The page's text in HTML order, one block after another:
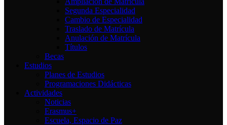
Segunda Especialidad
Cambio de Especialidad
Traslado de Matrícula
Anulación de Matrícula
Títulos
Becas
Estudios
Planes de Estudios
Programaciones Didácticas
Actividades
Noticias
Erasmus+
Escuela, Espacio de Paz